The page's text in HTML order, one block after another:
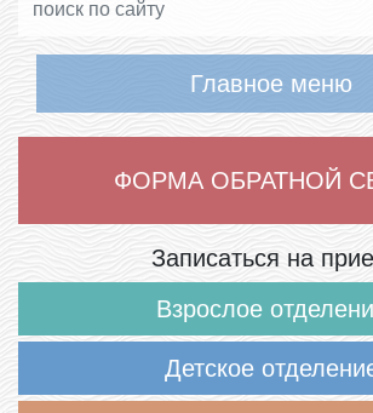
Главное меню
ФОРМА ОБРАТНОЙ
Записаться на
Взрослое
Детское